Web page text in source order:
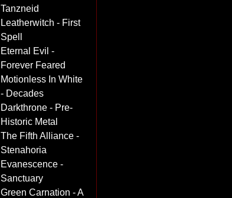
Tanzneid
Leatherwitch - First
Spell
Eternal Evil -
Forever Feared
Motionless In White
- Decades
Darkthrone - Pre-
Historic Metal
The Fifth Alliance -
Stenahoria
Evanescence -
Sanctuary
Green Carnation - A